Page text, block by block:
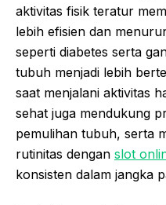
aktivitas fisik teratur
lebih efisien dan
seperti diabetes serta
tubuh menjadi lebih
saat menjalani aktivitas
sehat juga mendukung
pemulihan tubuh, serta
rutinitas dengan slot
konsisten dalam jangka